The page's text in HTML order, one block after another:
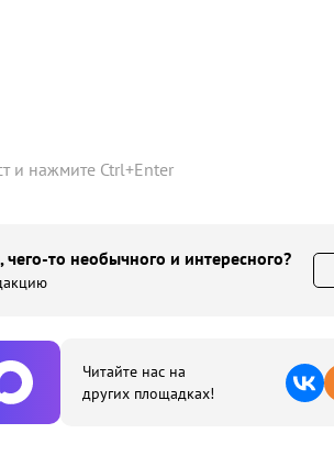
и нажмите Ctrl+Enter
то необычного и интересного?
Читайте нас на
других площадках!